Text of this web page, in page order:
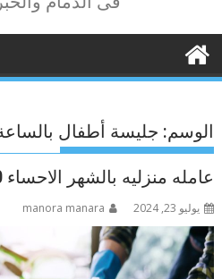
الوسم: جليسة أطفال
عامله منزليه بالشهر الاحساء 0545375820
يوليو 23, 2024 manora manara